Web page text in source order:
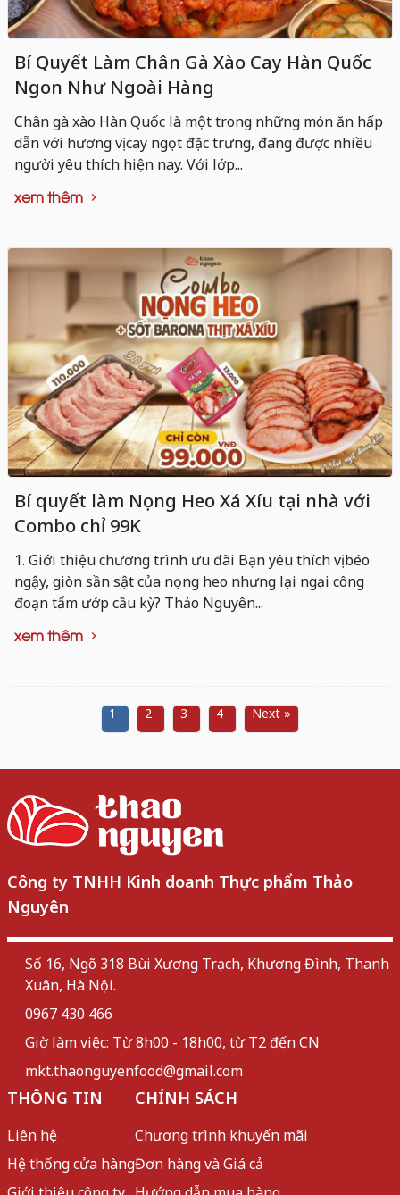
Bí Quyết Làm Chân Gà Xào Cay Hàn Quốc
Ngon Như Ngoài Hàng
Chân gà xào Hàn Quốc là một trong những món ăn hấp
dẫn với hương vị cay ngọt đặc trưng, đang được nhiều
người yêu thích hiện nay. Với lớp...
xem thêm
Bí quyết làm Nọng Heo Xá Xíu tại nhà với
Combo chỉ 99K
1. Giới thiệu chương trình ưu đãi Bạn yêu thích vị béo
ngậy, giòn sần sật của nọng heo nhưng lại ngại công
đoạn tẩm ướp cầu kỳ? Thảo Nguyên...
xem thêm
1 2 3 4 Next »
Công ty TNHH Kinh doanh Thực phẩm Thảo
Nguyên
Số 16, Ngõ 318 Bùi Xương Trạch, Khương Đình, Thanh
Xuân, Hà Nội.
0967 430 466
Giờ làm việc: Từ 8h00 - 18h00, từ T2 đến CN
mkt.thaonguyenfood@gmail.com
THÔNG TIN
Liên hệ
Hệ thống cửa hàng
CHÍNH SÁCH
Chương trình khuyến mãi
Đơn hàng và Giá cả